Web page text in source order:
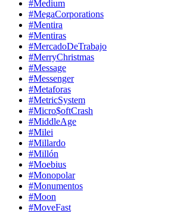
#Medium
#MegaCorporations
#Mentira
#Mentiras
#MercadoDeTrabajo
#MerryChristmas
#Message
#Messenger
#Metaforas
#MetricSystem
#Micro$oftCrash
#MiddleAge
#Milei
#Millardo
#Millón
#Moebius
#Monopolar
#Monumentos
#Moon
#MoveFast